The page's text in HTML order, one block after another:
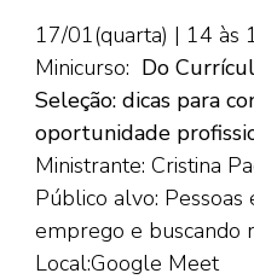
17/01(quarta) | 14 às
Minicurso: Do
Seleção: dicas para
oportunidade
Ministrante: Cristina
Público alvo:
emprego e buscando
Local:Google Meet